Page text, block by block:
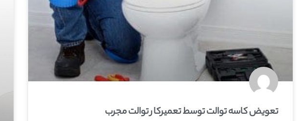
تعویض کاسه توالت توسط تعمیرکار توالت مجرب